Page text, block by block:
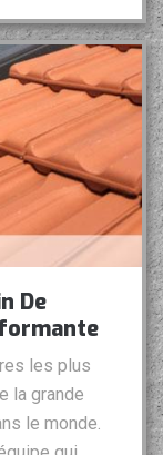
De
les plus
la grande
le monde.